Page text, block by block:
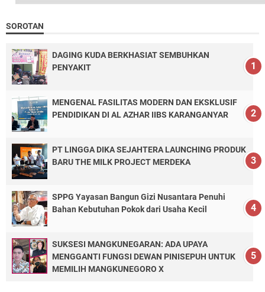
SOROTAN
DAGING KUDA BERKHASIAT SEMBUHKAN
PENYAKIT
MENGENAL FASILITAS MODERN DAN EKSKLUSIF
PENDIDIKAN DI AL AZHAR IIBS KARANGANYAR
PT LINGGA DIKA SEJAHTERA LAUNCHING PRODUK
BARU THE MILK PROJECT MERDEKA
SPPG Yayasan Bangun Gizi Nusantara Penuhi
Bahan Kebutuhan Pokok dari Usaha Kecil
SUKSESI MANGKUNEGARAN: ADA UPAYA
MENGGANTI FUNGSI DEWAN PINISEPUH UNTUK
MEMILIH MANGKUNEGORO X